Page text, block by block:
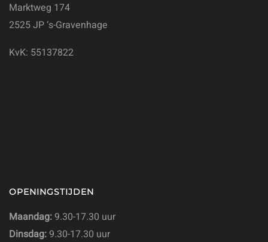
Marktweg 174
2525 JP ‘s-Gravenhage
KvK: 55137822
OPENINGSTIJDEN
Maandag: 9.30-17.30 uur
Dinsdag: 9.30-17.30 uur